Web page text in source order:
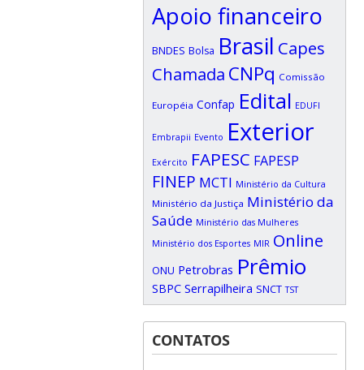
Apoio financeiro
BNDES Bolsa Brasil Capes
Chamada CNPq Comissão
Européia Confap Edital EDUFI
Embrapii Evento Exterior
Exército FAPESC FAPESP
FINEP MCTI Ministério da Cultura
Ministério da Justiça Ministério da
Saúde Ministério das Mulheres
Ministério dos Esportes MIR Online
ONU Petrobras Prêmio
SBPC Serrapilheira SNCT TST
CONTATOS